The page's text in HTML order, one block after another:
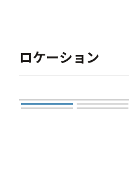
ロケーション